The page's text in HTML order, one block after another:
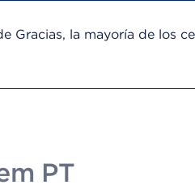
Gracias, la mayoría de los
PT